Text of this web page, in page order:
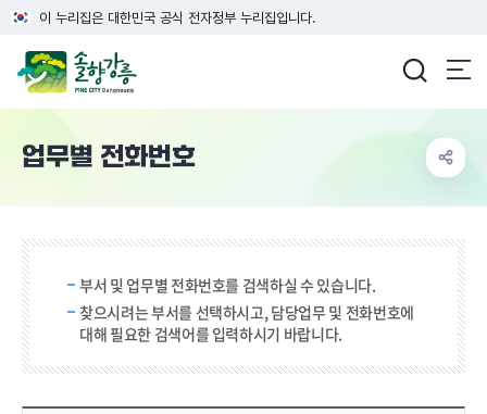
이 누리집은 대한민국 공식 전자정부 누리집입니다.
업무별 전화번호
부서 및 업무별 전화번호를 검색하실 수 있습니다.
찾으시려는 부서를 선택하시고, 담당업무 및 전화번호에
대해 필요한 검색어를 입력하시기 바랍니다.
검색 단어 입력